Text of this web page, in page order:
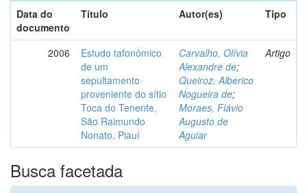
Data do
documento
Título Autor(es) Tipo
2006
Estudo tafonômico
de um
sepultamento
proveniente do sítio
Toca do Tenente,
São Raimundo
Nonato, Piauí
Carvalho, Olívia
Alexandre de;
Queiroz, Alberico
Nogueira de;
Moraes, Flávio
Augusto de
Aguiar
Artigo
Busca facetada